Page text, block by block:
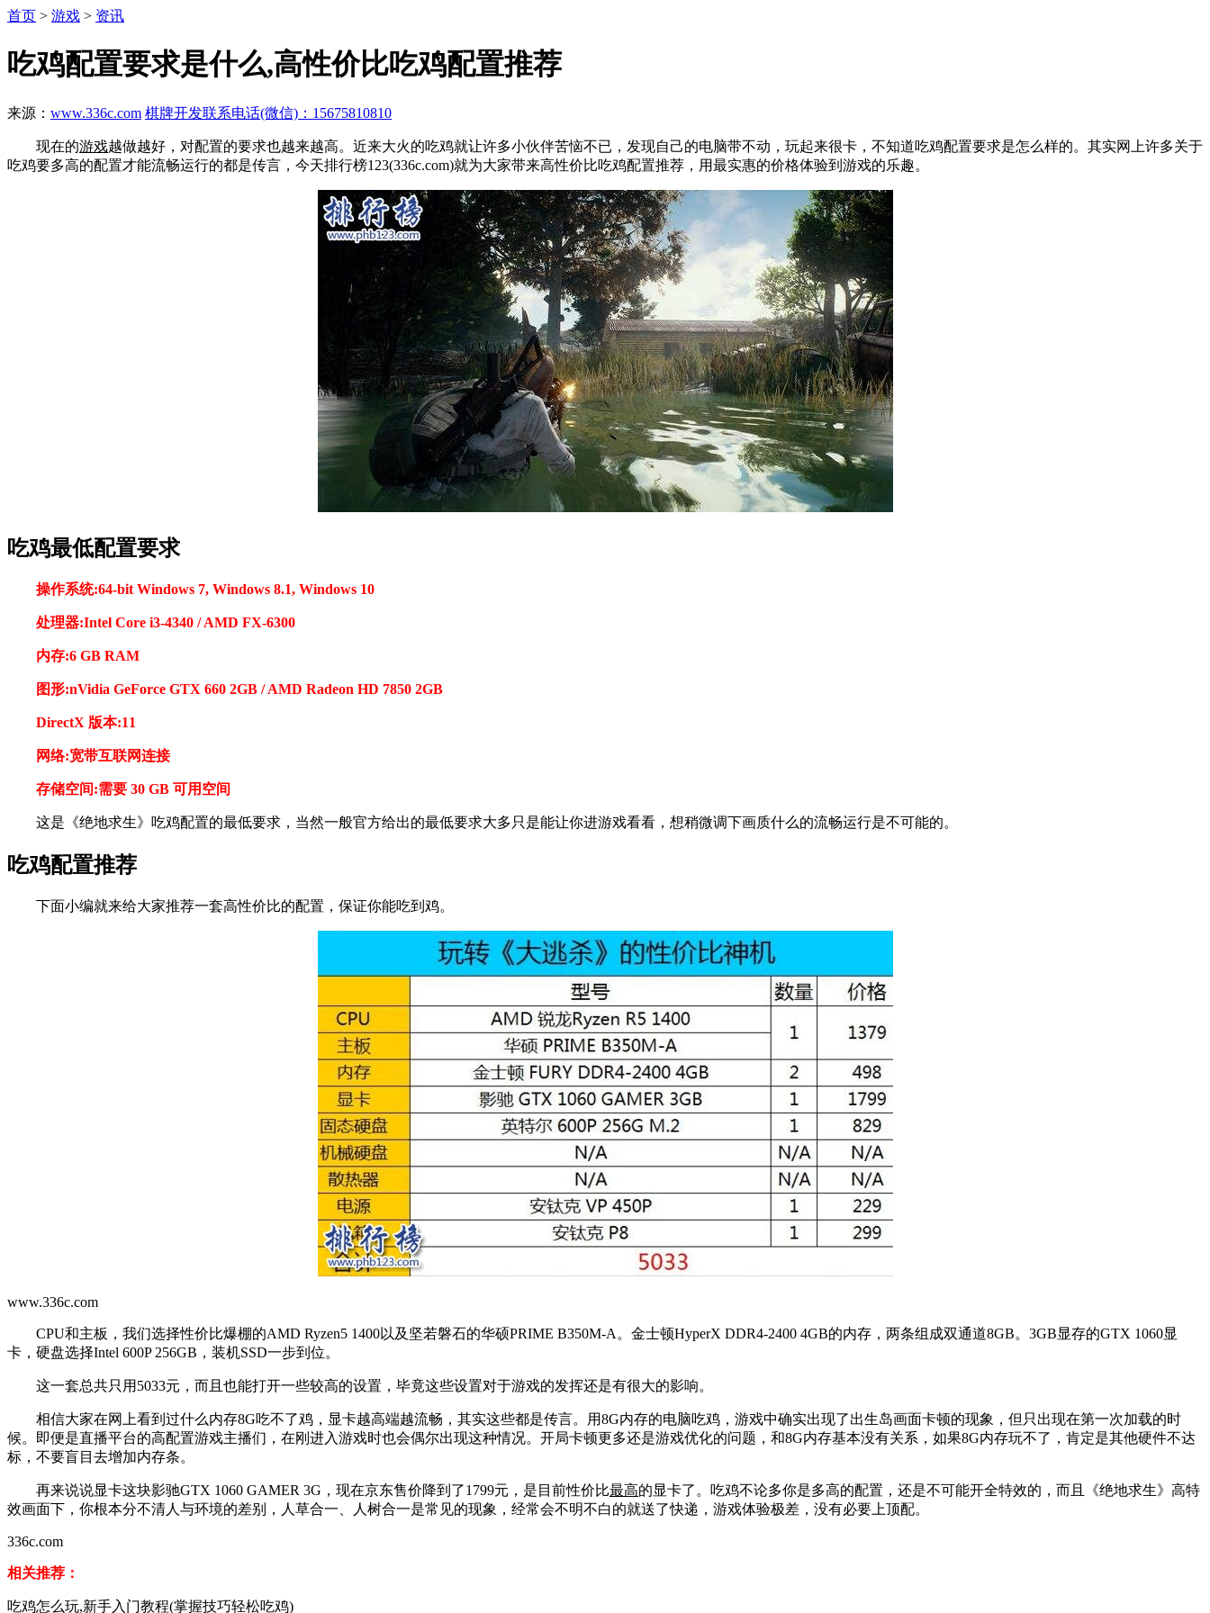
首页 > 游戏 > 资讯
吃鸡配置要求是什么,高性价比吃鸡配置推荐
来源： www.336c.com 棋牌开发联系电话(微信)：15675810810
现在的游戏越做越好，对配置的要求也越来越高。近来大火的吃鸡就让许多小伙伴苦恼不已，发现自己的电脑带不动，玩起来很卡，不知道吃鸡配置要求是怎么样的。其实网上许多关于
吃鸡要多高的配置才能流畅运行的都是传言，今天排行榜123(336c.com)就为大家带来高性价比吃鸡配置推荐，用最实惠的价格体验到游戏的乐趣。
吃鸡最低配置要求
操作系统:64-bit Windows 7, Windows 8.1, Windows 10
处理器:Intel Core i3-4340 / AMD FX-6300
内存:6 GB RAM
图形:nVidia GeForce GTX 660 2GB / AMD Radeon HD 7850 2GB
DirectX 版本:11
网络:宽带互联网连接
存储空间:需要 30 GB 可用空间
这是《绝地求生》吃鸡配置的最低要求，当然一般官方给出的最低要求大多只是能让你进游戏看看，想稍微调下画质什么的流畅运行是不可能的。
吃鸡配置推荐
下面小编就来给大家推荐一套高性价比的配置，保证你能吃到鸡。
www.336c.com
CPU和主板，我们选择性价比爆棚的AMD Ryzen5 1400以及坚若磐石的华硕PRIME B350M-A。金士顿HyperX DDR4-2400 4GB的内存，两条组成双通道8GB。3GB显存的GTX 1060显
卡，硬盘选择Intel 600P 256GB，装机SSD一步到位。
这一套总共只用5033元，而且也能打开一些较高的设置，毕竟这些设置对于游戏的发挥还是有很大的影响。
相信大家在网上看到过什么内存8G吃不了鸡，显卡越高端越流畅，其实这些都是传言。用8G内存的电脑吃鸡，游戏中确实出现了出生岛画面卡顿的现象，但只出现在第一次加载的时
候。即便是直播平台的高配置游戏主播们，在刚进入游戏时也会偶尔出现这种情况。开局卡顿更多还是游戏优化的问题，和8G内存基本没有关系，如果8G内存玩不了，肯定是其他硬件不达
标，不要盲目去增加内存条。
再来说说显卡这块影驰GTX 1060 GAMER 3G，现在京东售价降到了1799元，是目前性价比最高的显卡了。吃鸡不论多你是多高的配置，还是不可能开全特效的，而且《绝地求生》高特
效画面下，你根本分不清人与环境的差别，人草合一、人树合一是常见的现象，经常会不明不白的就送了快递，游戏体验极差，没有必要上顶配。
336c.com
相关推荐：
吃鸡怎么玩,新手入门教程(掌握技巧轻松吃鸡)